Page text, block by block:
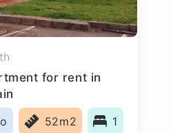
for rent in
52m2 1